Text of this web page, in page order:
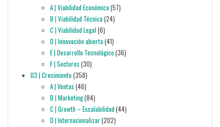
A | Viabilidad Económica(57)
B | Viabilidad Técnica(24)
C | Viabilidad Legal(6)
D | Innovación abierta(41)
E | Desarrollo Tecnológico(36)
F | Sectores (30)
03 | Crecimiento(358)
A | Ventas (46)
B | Marketing(84)
C | Growth – Escalabilidad(44)
D | Internacionalizar(202)